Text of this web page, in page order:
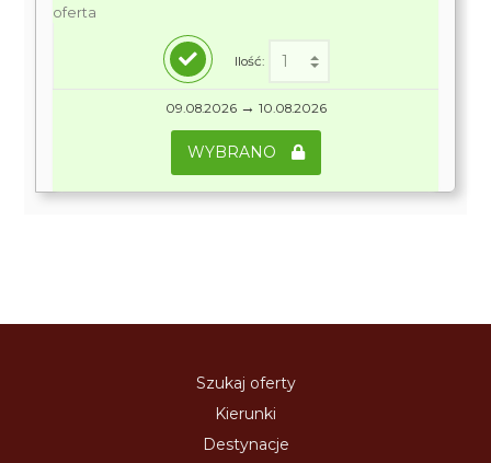
oferta
Ilość:
09.08.2026 → 10.08.2026
WYBRANO
Szukaj oferty
Kierunki
Destynacje